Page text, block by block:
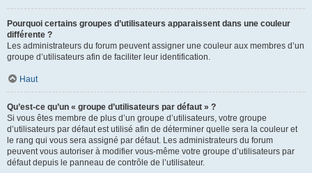
Pourquoi certains groupes d’utilisateurs apparaissent dans une couleur
différente ?
Les administrateurs du forum peuvent assigner une couleur aux membres d’un
groupe d’utilisateurs afin de faciliter leur identification.
Haut
Qu’est-ce qu’un « groupe d’utilisateurs par défaut » ?
Si vous êtes membre de plus d’un groupe d’utilisateurs, votre groupe
d’utilisateurs par défaut est utilisé afin de déterminer quelle sera la couleur et
le rang qui vous sera assigné par défaut. Les administrateurs du forum
peuvent vous autoriser à modifier vous-même votre groupe d’utilisateurs par
défaut depuis le panneau de contrôle de l’utilisateur.